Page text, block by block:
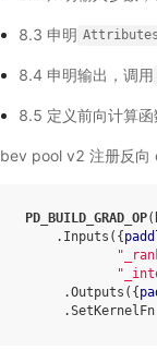
8.3 申明
8.4 申明输出，调用
8.5 定义前向计算
bev pool v2 注册反向
PD_BUILD_GRAD_OP(
. Inputs ({
.Outputs ({
.SetKernelFn